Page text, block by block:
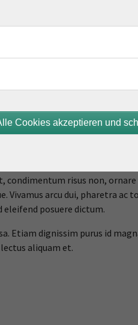
von YouTube-Videos zu erlauben
risus non, ornare
arcu dui, pharetra ac
eleifend posuere dictum.
Etiam dignissim purus id
aliquam et.
Cookies akzeptieren und